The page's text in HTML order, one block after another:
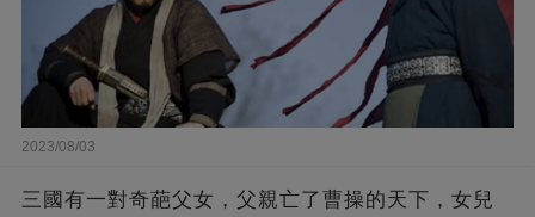
2023/08/03
三國有一對奇葩父女，父親亡了曹操的天下，女兒